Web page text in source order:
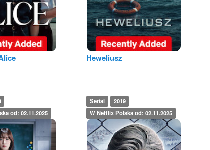
Heweliusz
od: 02.11.2025
Serial
2019
W Netflix Polska od: 02.11.2025